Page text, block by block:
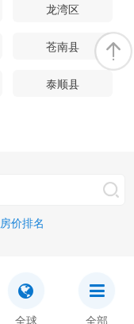
龙湾区
苍南县
泰顺县
房价排名
全球 全部